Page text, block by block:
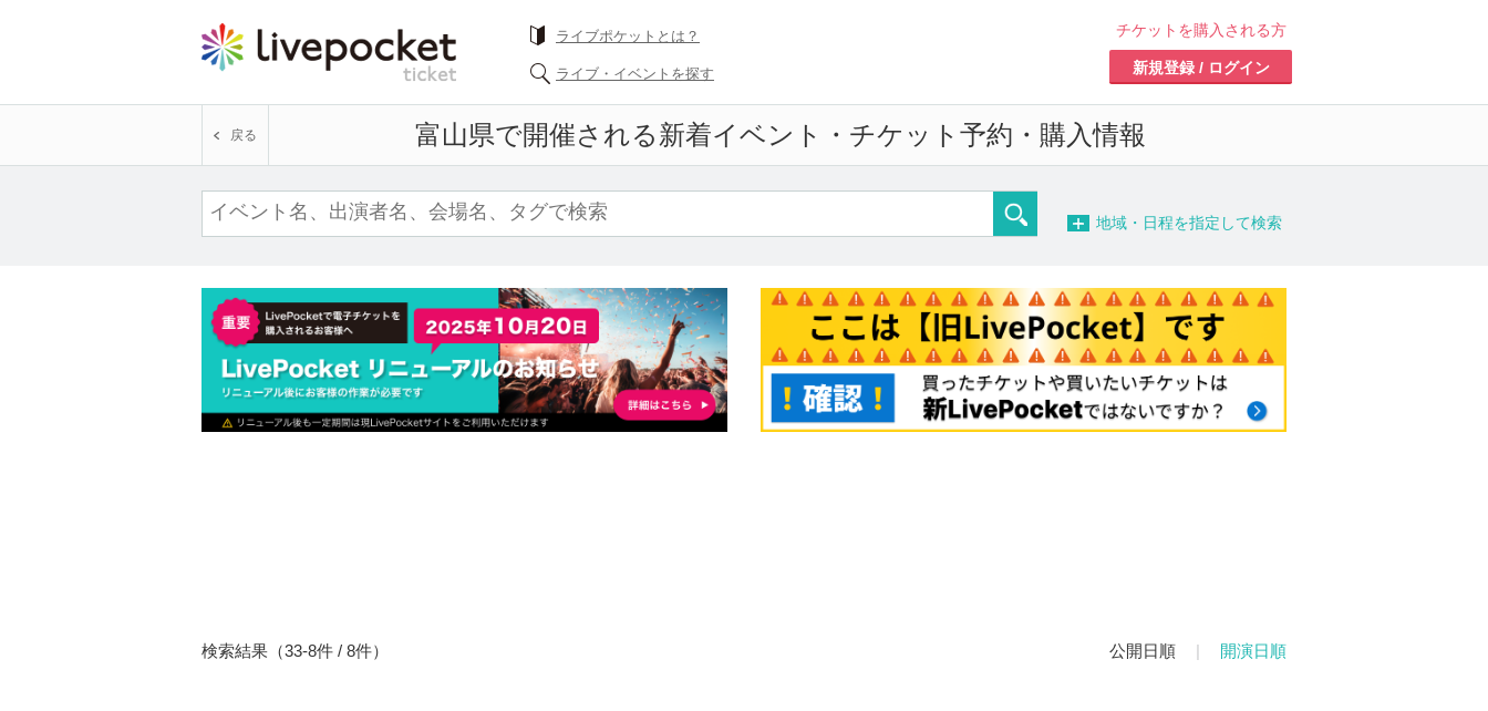
ライブポケットとは？
ライブ・イベントを探す
チケットを購入される方
新規登録 / ログイン
富山県で開催される新着イベント・チケット予約・購入情報
戻る
− 地域・日程を指定して検索
検索結果（33-8件 / 8件） 公開日順 | 開演日順